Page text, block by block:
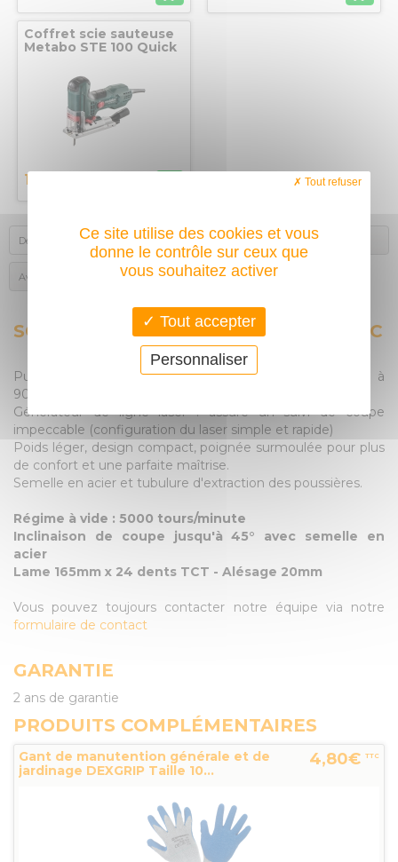
Coffret scie sauteuse
Metabo STE 100 Quick
166,20
Description Produits complémentaires
Avis des acheteurs
SCIE CIRCULAIRE 165 MM 1200 W GMC
Puissant moteur de 1200 W avec capacité de coupe à
90°de 55 mm.
Générateur de ligne laser : assure un suivi de coupe
impeccable (configuration du laser simple et rapide)
Poids léger, design compact, poignée surmoulée pour plus
de confort et une parfaite maîtrise.
Semelle en acier et tubulure d'extraction des poussières.
Régime à vide : 5000 tours/minute
Inclinaison de coupe jusqu'à 45° avec semelle en
acier
Lame 165mm x 24 dents TCT - Alésage 20mm
Vous pouvez toujours contacter notre équipe via notre
formulaire de contact
GARANTIE
2 ans de garantie
PRODUITS COMPLÉMENTAIRES
Gant de manutention générale et de
jardinage DEXGRIP Taille 10...
4,80€ TTC
Ce site utilise des cookies et vous
donne le contrôle sur ceux que
vous souhaitez activer
Tout accepter
Tout refuser
Personnaliser